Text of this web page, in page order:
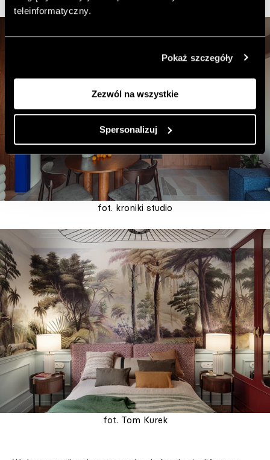
teleinformatyczny.
Pokaż szczegóły
Zezwól na wszystkie
Spersonalizuj
fot. kroniki studio
fot. Tom Kurek